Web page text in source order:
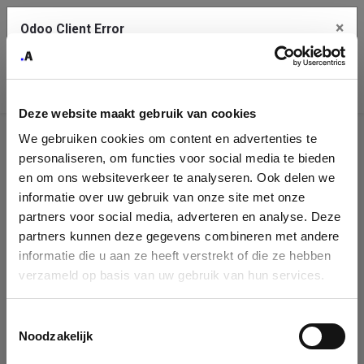
Deze website maakt gebruik van cookies
We gebruiken cookies om content en advertenties te
personaliseren, om functies voor social media te bieden
en om ons websiteverkeer te analyseren. Ook delen we
informatie over uw gebruik van onze site met onze
partners voor social media, adverteren en analyse. Deze
partners kunnen deze gegevens combineren met andere
informatie die u aan ze heeft verstrekt of die ze hebben
verzameld op basis van uw gebruik van hun services.
Noodzakelijk
Company
Identification
Please fill in your company details
You can search a company in our database by name, VAT or
enterprise ID. When a company is selected it will auto-complete the
form. If you don't find your company in our database, you can create
Odoo Client Error ×
service.
See details
Ok